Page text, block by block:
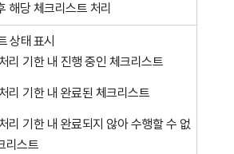
해당 체크리스트 처리
상태 표시
리 기한 내 진행 중인 체크리스트
리 기한 내 완료된 체크리스트
리 기한 내 완료되지 않아 수행할 수 없
리스트